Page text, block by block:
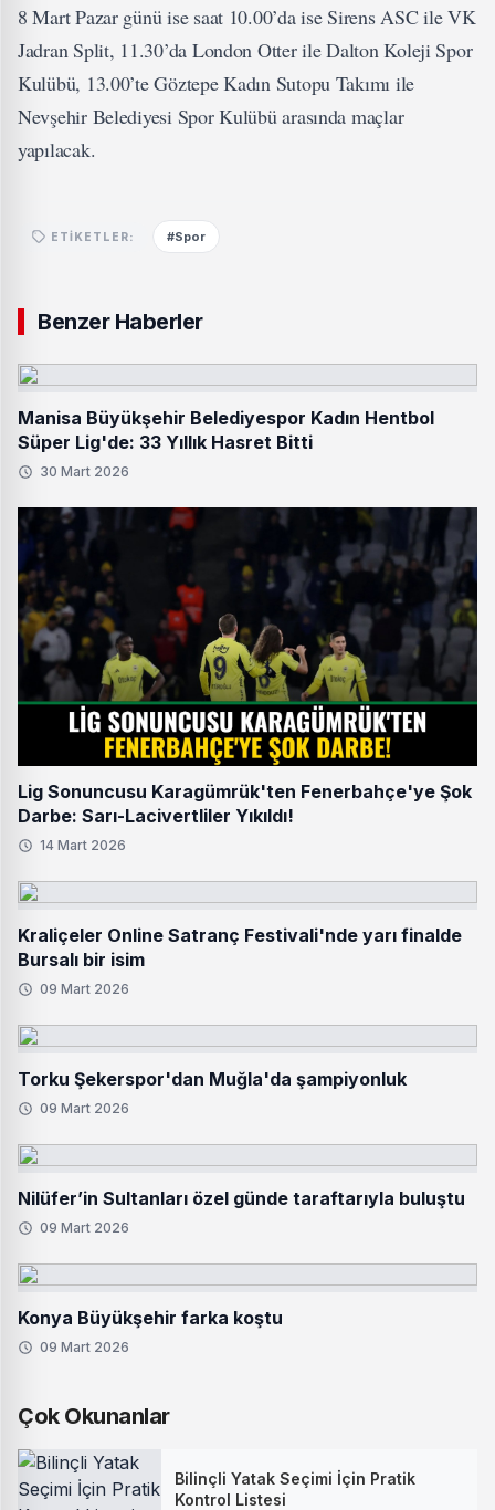
8 Mart Pazar günü ise saat 10.00’da ise Sirens ASC ile VK
Jadran Split, 11.30’da London Otter ile Dalton Koleji Spor
Kulübü, 13.00’te Göztepe Kadın Sutopu Takımı ile
Nevşehir Belediyesi Spor Kulübü arasında maçlar
yapılacak.
ETIKETLER: #Spor
Benzer Haberler
Manisa Büyükşehir Belediyespor Kadın Hentbol
Süper Lig'de: 33 Yıllık Hasret Bitti
30 Mart 2026
Lig Sonuncusu Karagümrük'ten Fenerbahçe'ye Şok
Darbe: Sarı-Lacivertliler Yıkıldı!
14 Mart 2026
Kraliçeler Online Satranç Festivali'nde yarı finalde
Bursalı bir isim
09 Mart 2026
Torku Şekerspor'dan Muğla'da şampiyonluk
09 Mart 2026
Nilüfer’in Sultanları özel günde taraftarıyla buluştu
09 Mart 2026
Konya Büyükşehir farka koştu
09 Mart 2026
Çok Okunanlar
Bilinçli Yatak Seçimi İçin Pratik
Kontrol Listesi